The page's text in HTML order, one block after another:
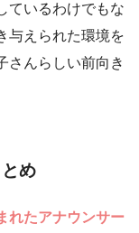
ているわけでもな
与えられた環境を
んらしい前向き
め
れたアナウンサー